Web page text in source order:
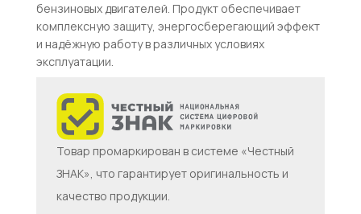
бензиновых двигателей. Продукт обеспечивает
комплексную защиту, энергосберегающий эффект
и надёжную работу в различных условиях
эксплуатации.
Товар промаркирован в системе «Честный
ЗНАК», что гарантирует оригинальность и
качество продукции.